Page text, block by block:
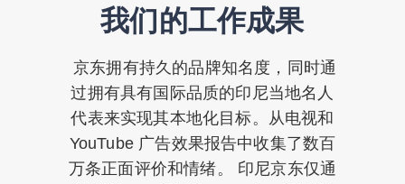
我们的工作成果
京东拥有持久的品牌知名度，同时通
过拥有具有国际品质的印尼当地名人
代表来实现其本地化目标。从电视和
YouTube 广告效果报告中收集了数百
万条正面评价和情绪。 印尼京东仅通